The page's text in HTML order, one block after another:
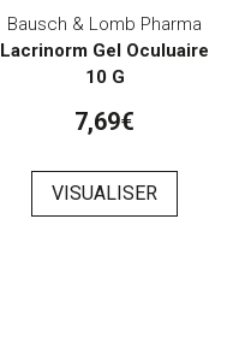
Bausch & Lomb Pharma
Lacrinorm Gel Oculuaire
10 G
7,69€
VISUALISER